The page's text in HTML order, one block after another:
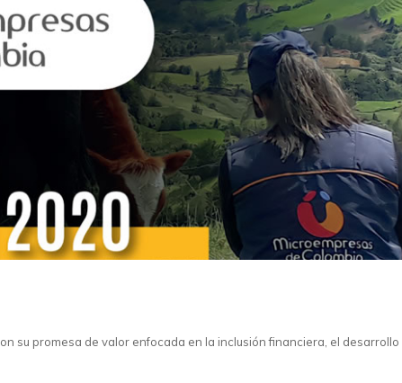
su promesa de valor enfocada en la inclusión financiera, el desarrollo